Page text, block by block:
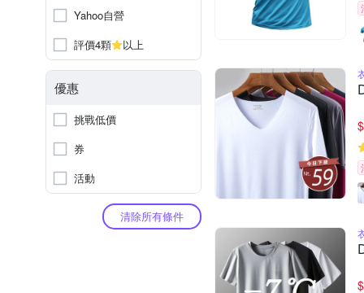
Yahoo自營
評價4顆
以上
優惠
挑戰低價
券
活動
清除所有條件
$
$